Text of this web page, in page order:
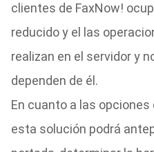
clientes de FaxNow!
reducido y el las
realizan en el servidor y
dependen de él.
En cuanto a las opciones
esta solución podrá